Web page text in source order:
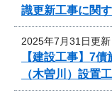
識更新工事に関
2025年7月31日更新
【建設工事】7
（木曽川）設置